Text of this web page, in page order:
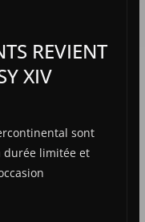
REVIENT
XIV
sont
durée limitée et